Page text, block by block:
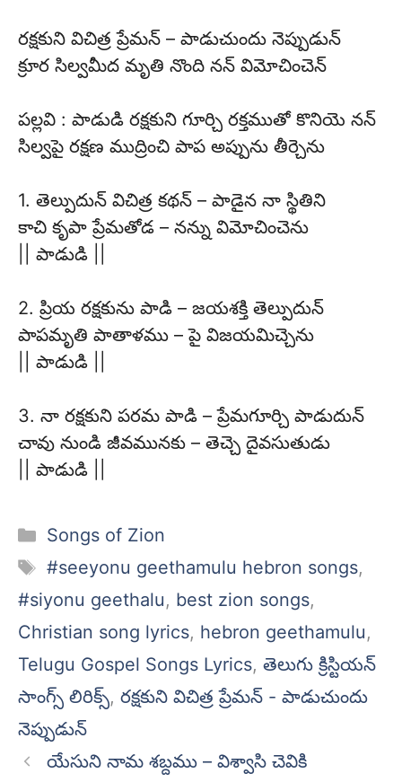
రక్షకుని విచిత్ర ప్రేమన్ – పాడుచుందు నెప్పుడున్
క్రూర సిల్వమీద మృతి నొంది నన్ విమోచించెన్
పల్లవి : పాడుడి రక్షకుని గూర్చి రక్తముతో కొనియె నన్
సిల్వపై రక్షణ ముద్రించి పాప అప్పును తీర్చెను
1. తెల్పుదున్ విచిత్ర కథన్ – పాడైన నా స్థితిని
కాచి కృపా ప్రేమతోడ – నన్ను విమోచించెను
|| పాడుడి ||
2. ప్రియ రక్షకును పాడి – జయశక్తి తెల్పుదున్
పాపమృతి పాతాళము – పై విజయమిచ్చెను
|| పాడుడి ||
3. నా రక్షకుని పరమ పాడి – ప్రేమగూర్చి పాడుదున్
చావు నుండి జీవమునకు – తెచ్చె దైవసుతుడు
|| పాడుడి ||
Categories
Songs of Zion
Tags
#seeyonu geethamulu hebron songs,
#siyonu geethalu, best zion songs,
Christian song lyrics, hebron geethamulu,
Telugu Gospel Songs Lyrics, తెలుగు క్రిస్టియన్
సాంగ్స్ లిరిక్స్, రక్షకుని విచిత్ర ప్రేమన్ - పాడుచుందు
నెప్పుడున్
యేసుని నామ శబ్దము – విశ్వాసి చెవికి